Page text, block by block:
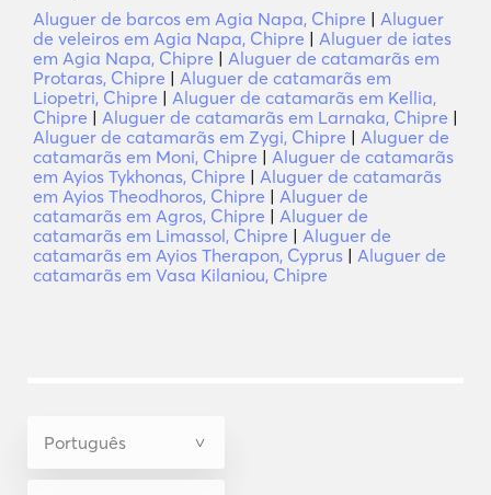
Aluguer de barcos em Agia Napa, Chipre | Aluguer
de veleiros em Agia Napa, Chipre | Aluguer de iates
em Agia Napa, Chipre | Aluguer de catamarãs em
Protaras, Chipre | Aluguer de catamarãs em
Liopetri, Chipre | Aluguer de catamarãs em Kellia,
Chipre | Aluguer de catamarãs em Larnaka, Chipre |
Aluguer de catamarãs em Zygi, Chipre | Aluguer de
catamarãs em Moni, Chipre | Aluguer de catamarãs
em Ayios Tykhonas, Chipre | Aluguer de catamarãs
em Ayios Theodhoros, Chipre | Aluguer de
catamarãs em Agros, Chipre | Aluguer de
catamarãs em Limassol, Chipre | Aluguer de
catamarãs em Ayios Therapon, Cyprus | Aluguer de
catamarãs em Vasa Kilaniou, Chipre